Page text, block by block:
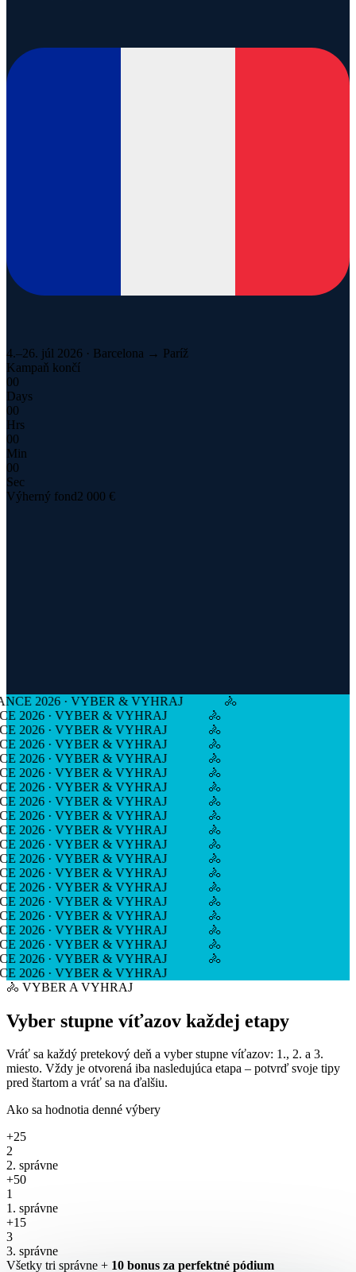
4.–26. júl 2026 · Barcelona → Paríž
Kampaň končí
00
Days
00
Hrs
00
Min
00
Sec
Výherný fond2 000 €
2026 · VYBER & VYHRAJ
🚴
2026 · VYBER & VYHRAJ
🚴
2026 · VYBER & VYHRAJ
🚴
2026 · VYBER & VYHRAJ
🚴
2026 · VYBER & VYHRAJ
🚴
2026 · VYBER & VYHRAJ
🚴
2026 · VYBER & VYHRAJ
🚴
2026 · VYBER & VYHRAJ
🚴
2026 · VYBER & VYHRAJ
🚴
2026 · VYBER & VYHRAJ
🚴
2026 · VYBER & VYHRAJ
🚴
2026 · VYBER & VYHRAJ
🚴
2026 · VYBER & VYHRAJ
🚴
2026 · VYBER & VYHRAJ
🚴
2026 · VYBER & VYHRAJ
🚴
2026 · VYBER & VYHRAJ
🚴
2026 · VYBER & VYHRAJ
🚴
2026 · VYBER & VYHRAJ
🚴
2026 · VYBER & VYHRAJ
🚴
2026 · VYBER & VYHRAJ
🚴 VYBER A VYHRAJ
Vyber stupne víťazov každej etapy
Vráť sa každý pretekový deň a vyber stupne víťazov: 1., 2. a 3.
miesto. Vždy je otvorená iba nasledujúca etapa – potvrď svoje tipy
pred štartom a vráť sa na ďalšiu.
Ako sa hodnotia denné výbery
+25
2
2. správne
+50
1
1. správne
+15
3
3. správne
Všetky tri správne + 10 bonus za perfektné pódium